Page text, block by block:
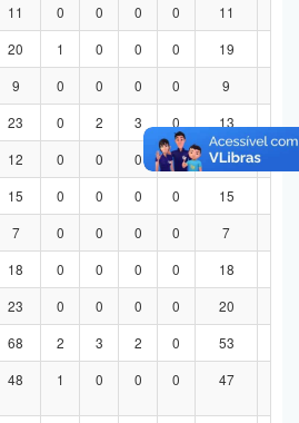
11 0 0 0 0 11
20 1 0 0 0 19
9 0 0 0 0 9
23 0 2 3 0 13
12 0 0 0 0 12
15 0 0 0 0 15
7 0 0 0 0 7
18 0 0 0 0 18
23 0 0 0 0 20
68 2 3 2 0 53
48 1 0 0 0 47